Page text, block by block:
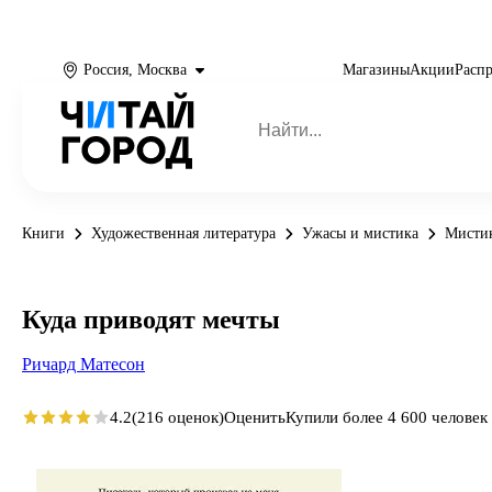
Россия, Москва МагазиныАкции
Книги Художественная литература Ужасы и мистика
Куда приводят мечты
Ричард Матесон
4.2(216 оценок)ОценитьКупили более 4 600 человек